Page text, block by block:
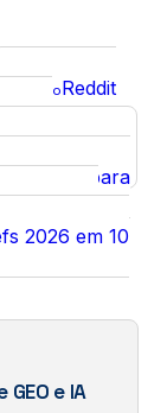
CursoReddit
via
e SEO para
2026 em 10
e IA